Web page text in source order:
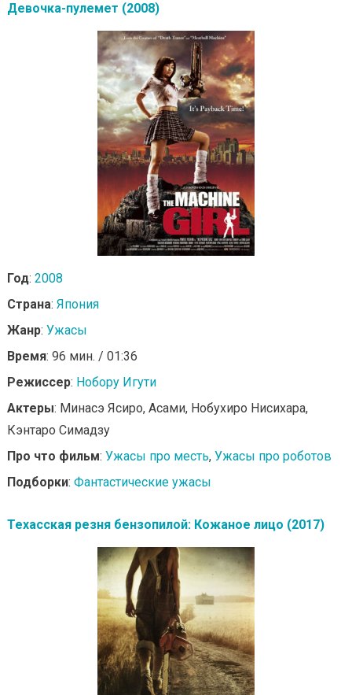
Девочка-пулемет (2008)
Год: 2008
Страна: Япония
Жанр: Ужасы
Время: 96 мин. / 01:36
Режиссер: Нобору Игути
Актеры: Минасэ Ясиро, Асами, Нобухиро Нисихара,
Кэнтаро Симадзу
Про что фильм: Ужасы про месть, Ужасы про роботов
Подборки: Фантастические ужасы
Техасская резня бензопилой: Кожаное лицо (2017)